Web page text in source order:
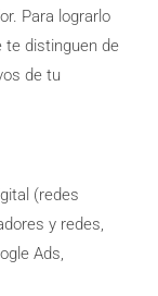
Para lograrlo
te distinguen de
de tu
(redes
y redes,
Ads,